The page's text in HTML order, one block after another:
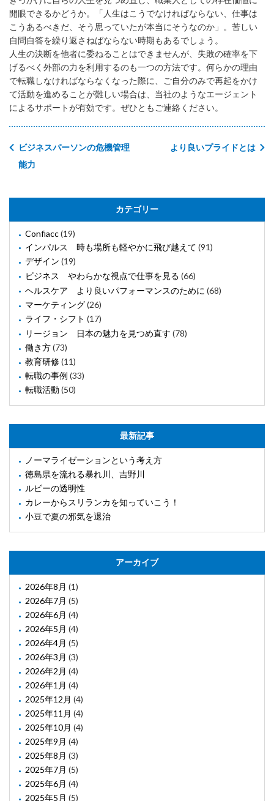
開眼できるかどうか。「人生はこうでなければならない、仕事は
こうあるべきだ、そう思っていたが本当にそうなのか」。苦しい
自問自答を繰り返さねばならない時期もあるでしょう。
人生の決断を他者に委ねることはできませんが、失敗の確率を下
げるべく外部の力を利用するのも一つの方法です。何らかの理由
で転職しなければならなくなった際に、ご自分のみで再起をかけ
て活動を進めることが難しい場合は、当社のようなエージェント
によるサポートが有効です。ぜひともご連絡ください。
より良いプライドとは
ビジネスパーソンの危機管理
能力
カテゴリー
Confiacc(19)
インパルス 時も場所も軽やかに飛び越えて (91)
デザイン (19)
ビジネス やわらかな視点で仕事を見る (66)
ヘルスケア より良いパフォーマンスのために (68)
マーケティング(26)
ライフ・シフト (17)
リージョン 日本の魅力を見つめ直す (78)
働き方(73)
教育研修(11)
転職の事例 (33)
転職活動 (50)
最新記事
ノーマライゼーションという考え方
徳島県を流れる暴れ川、吉野川
ルビーの透明性
カレーからスリランカを知っていこう！
小豆で夏の邪気を退治
アーカイブ
2026年8月 (1)
2026年7月 (5)
2026年6月 (4)
2026年5月 (4)
2026年4月 (5)
2026年3月 (3)
2026年2月 (4)
2026年1月 (4)
2025年12月 (4)
2025年11月 (4)
2025年10月 (4)
2025年9月 (4)
2025年8月 (3)
2025年7月 (5)
2025年6月 (4)
2025年5月 (5)